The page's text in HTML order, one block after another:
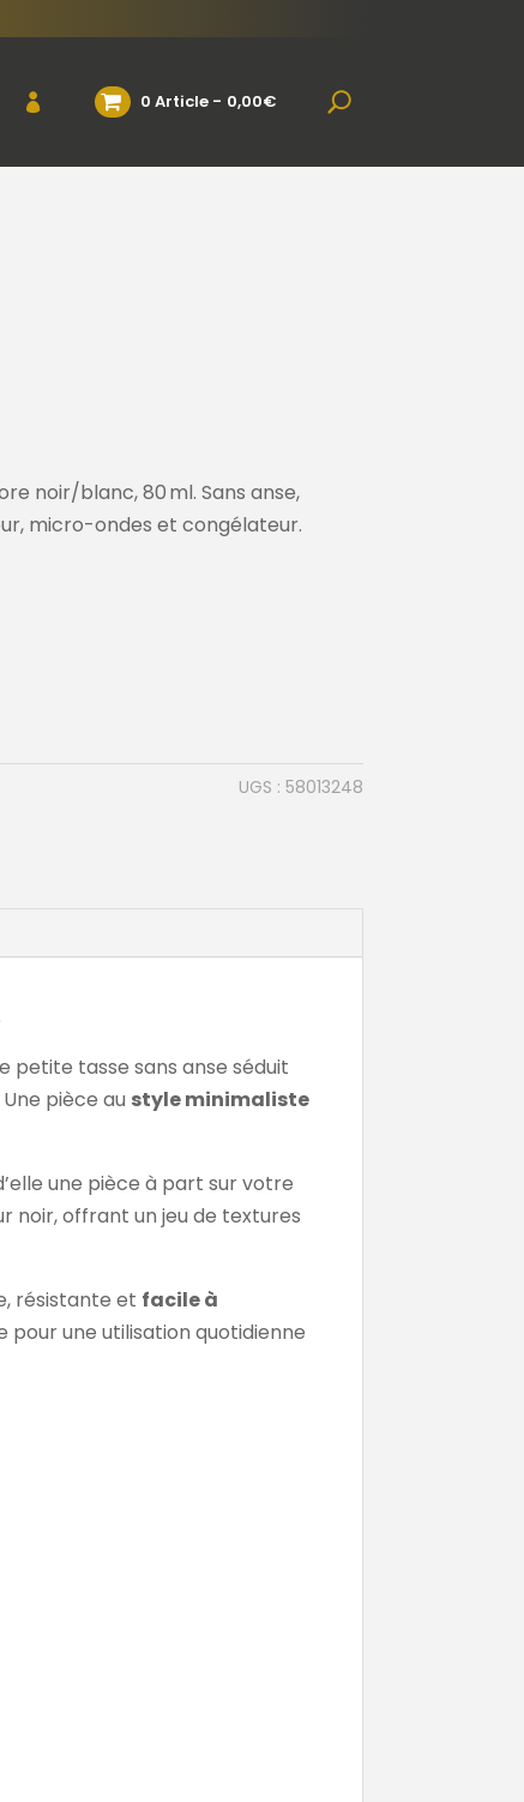
0 Article 0,00€
noir/blanc, 80 ml. Sans anse,
micro-ondes et congélateur.
UGS : 58013248
petite tasse sans anse séduit
pièce au style minimaliste
une pièce à part sur votre
noir, offrant un jeu de textures
résistante et facile à
pour une utilisation quotidienne